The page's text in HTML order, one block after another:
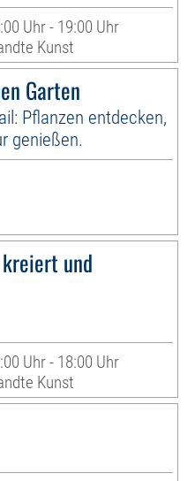
Uhr - 19:00 Uhr
Kunst
Garten
Pflanzen entdecken,
genießen.
und
Uhr - 18:00 Uhr
Kunst